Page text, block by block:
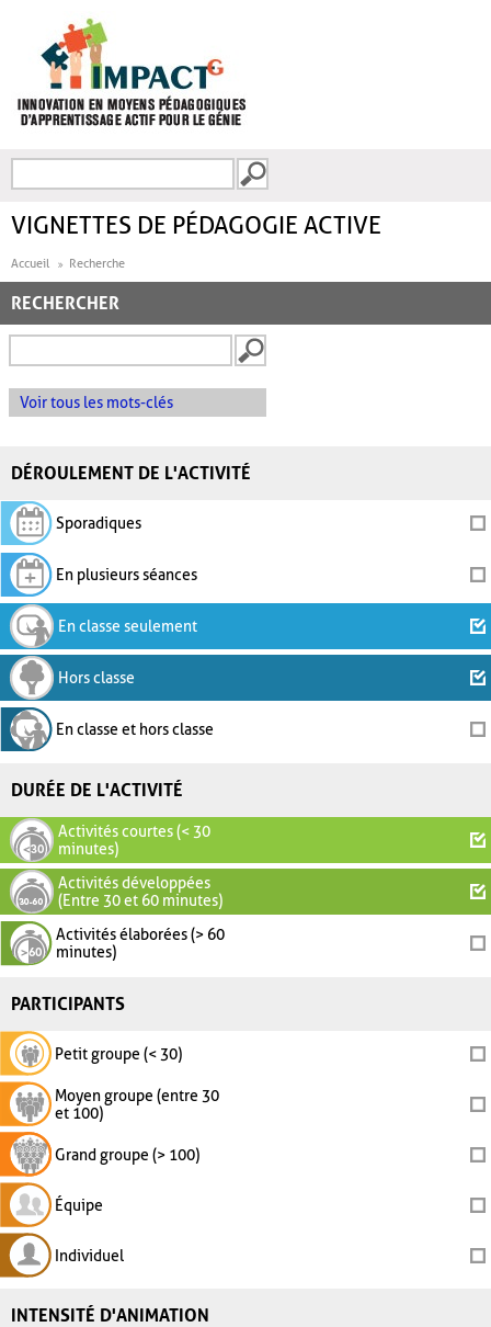
FORMULAIRE DE
VIGNETTES DE PÉDAGOGIE ACTIVE
Accueil Recherche
RECHERCHER
Voir tous les mots-clés
DÉROULEMENT DE L'ACTIVITÉ
Sporadiques
En plusieurs séances
En classe seulement
Hors classe
En classe et hors classe
DURÉE DE L'ACTIVITÉ
Activités courtes (< 30
minutes)
Activités développées
(Entre 30 et 60 minutes)
Activités élaborées (> 60
minutes)
PARTICIPANTS
Petit groupe (< 30)
Moyen groupe (entre 30
et 100)
Grand groupe (> 100)
Équipe
Individuel
INTENSITÉ D'ANIMATION